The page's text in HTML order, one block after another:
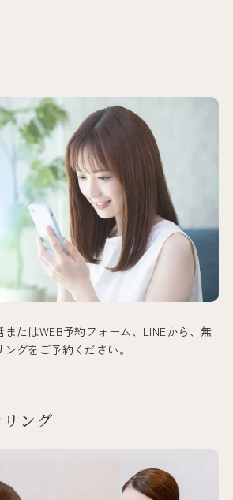
またはWEB予約フォーム、LINEから、無
グをご予約ください。
ング